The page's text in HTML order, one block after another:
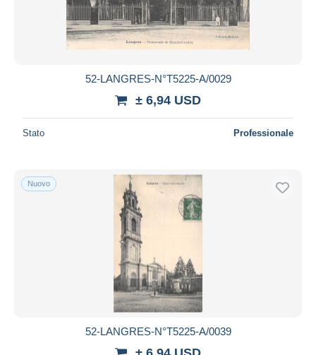
52-LANGRES-N°T5225-A/0029
± 6,94 USD
Stato Professionale
Nuovo
52-LANGRES-N°T5225-A/0039